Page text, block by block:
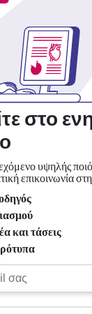
στο
υψηλής
επικοινωνία
και τάσεις